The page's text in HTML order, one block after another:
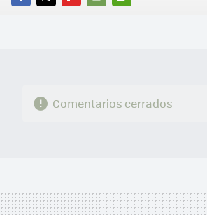
FACEBOOK
TWITTERFLIPBOARD
E-
WHATSAPP
Comentarios cerrados